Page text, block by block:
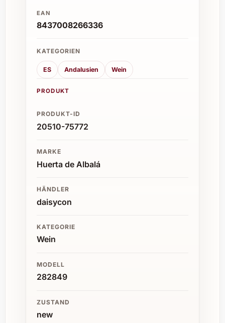
EAN
8437008266336
KATEGORIEN
ES Andalusien Wein
PRODUKT
PRODUKT-ID
20510-75772
MARKE
Huerta de Albalá
HÄNDLER
daisycon
KATEGORIE
Wein
MODELL
282849
ZUSTAND
new